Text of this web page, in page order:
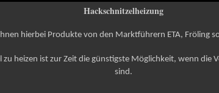
Hackschnitzelheizung
hierbei Produkte von den Marktführern ETA, Fröling
zu heizen ist zur Zeit die günstigste Möglichkeit, wenn die
sind.